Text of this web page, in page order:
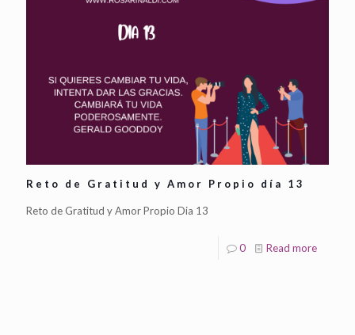
Reto de Gratitud y Amor Propio día 13
Reto de Gratitud y Amor Propio Dia 13
0 Read more